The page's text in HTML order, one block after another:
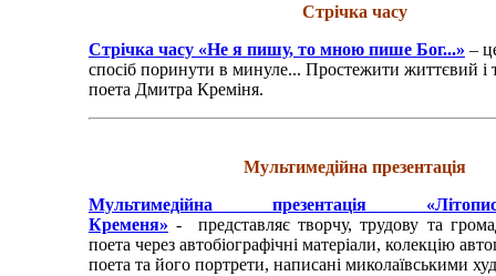
Стрічка часу
Стрічка часу «Не я пишу, то мною пише Бог...» –
спосіб поринути в минуле... Простежити життєвий і
поета Дмитра Креміня.
Мультимедійна презентація
Мультимедійна презентація
Кременя» - представляє творчу, трудову та
поета через автобіографічні матеріали, колекцію
поета та його портрети, написані миколаївськими